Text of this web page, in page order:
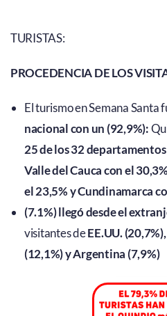
TURISTAS:
PROCEDENCIA DE LOS
El turismo en Semana Santa
nacional con un (92,9%):
25 de los 32
Valle del Cauca con el
el 23,5% y Cundinamarca
(7.1%) llegó desde el
visitantes deEE.UU.
(12,1%) y Argentina (7,9%)